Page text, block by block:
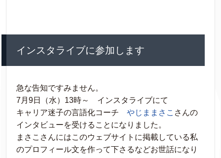
インスタライブに参加します
急な告知ですみません。
7月9日（水）13時～ インスタライブにて
キャリア迷子の言語化コーチ やじままさこ さんの
インタビューを受けることになりました。
まさこさんにはこのウェブサイトに掲載している私
のプロフィール文を作って下さるなどお世話になり